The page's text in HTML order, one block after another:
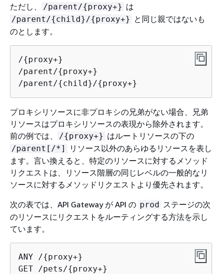
ただし、
/parent/{proxy+} は
/parent/{child}/{proxy+} と同じ親ではないも
のとします。
/{proxy+}
/parent/{proxy+}
/parent/{child}/{proxy+}
プロキシリソースに非プロキシの兄弟がない場合、兄弟
リソースはプロキシリソースの表現から除外されます。
前の例では、
/{proxy+} はルートリソースの下の
/parent[/*]
リソース以外のあらゆるリソースを表し
ます。言い換えると、特定のリソースに対するメソッド
リクエストは、リソース階層の同じレベルの一般的なリ
ソースに対するメソッドリクエストより優先されます。
次の表では、API Gateway が API の prod ステージの次
のリソースにリクエストをルーティングする方法を示し
ています。
ANY /{proxy+}
GET /pets/{proxy+}